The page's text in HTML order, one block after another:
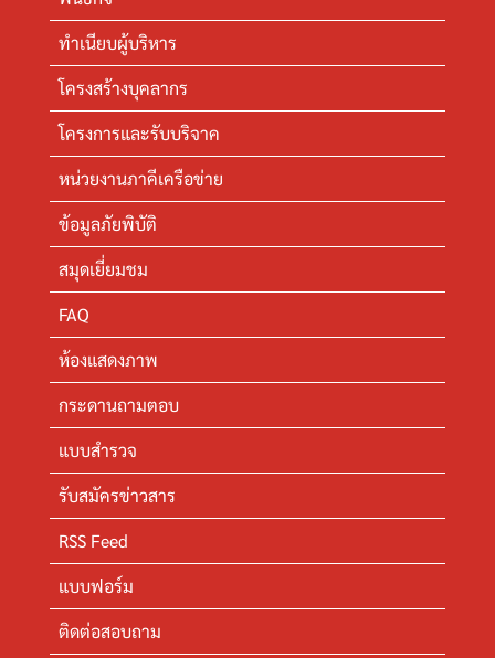
ทำเนียบผู้บริหาร
โครงสร้างบุคลากร
โครงการและรับบริจาค
หน่วยงานภาคีเครือข่าย
ข้อมูลภัยพิบัติ
สมุดเยี่ยมชม
FAQ
ห้องแสดงภาพ
กระดานถามตอบ
แบบสำรวจ
รับสมัครข่าวสาร
RSS Feed
แบบฟอร์ม
ติดต่อสอบถาม